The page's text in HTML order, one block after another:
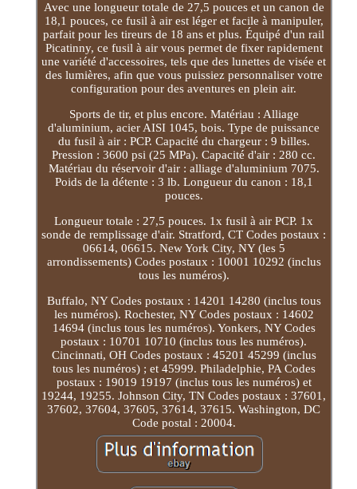
Avec une longueur totale de 27,5 pouces et un canon de
18,1 pouces, ce fusil à air est léger et facile à manipuler,
parfait pour les tireurs de 18 ans et plus. Équipé d'un rail
Picatinny, ce fusil à air vous permet de fixer rapidement
une variété d'accessoires, tels que des lunettes de visée et
des lumières, afin que vous puissiez personnaliser votre
configuration pour des aventures en plein air.
Sports de tir, et plus encore. Matériau : Alliage
d'aluminium, acier AISI 1045, bois. Type de puissance
du fusil à air : PCP. Capacité du chargeur : 9 billes.
Pression : 3600 psi (25 MPa). Capacité d'air : 280 cc.
Matériau du réservoir d'air : alliage d'aluminium 7075.
Poids de la détente : 3 lb. Longueur du canon : 18,1
pouces.
Longueur totale : 27,5 pouces. 1x fusil à air PCP. 1x
sonde de remplissage d'air. Stratford, CT Codes postaux :
06614, 06615. New York City, NY (les 5
arrondissements) Codes postaux : 10001 10292 (inclus
tous les numéros).
Buffalo, NY Codes postaux : 14201 14280 (inclus tous
les numéros). Rochester, NY Codes postaux : 14602
14694 (inclus tous les numéros). Yonkers, NY Codes
postaux : 10701 10710 (inclus tous les numéros).
Cincinnati, OH Codes postaux : 45201 45299 (inclus
tous les numéros) ; et 45999. Philadelphie, PA Codes
postaux : 19019 19197 (inclus tous les numéros) et
19244, 19255. Johnson City, TN Codes postaux : 37601,
37602, 37604, 37605, 37614, 37615. Washington, DC
Code postal : 20004.